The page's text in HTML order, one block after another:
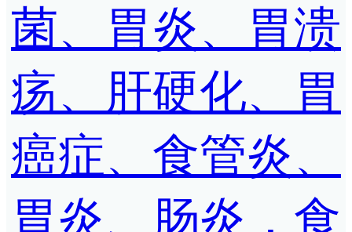
菌、胃炎、胃溃
疡、肝硬化、胃
癌症、食管炎、
胃炎、肠炎，食